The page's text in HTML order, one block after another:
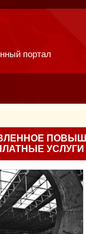
портал
УСЛУГИ